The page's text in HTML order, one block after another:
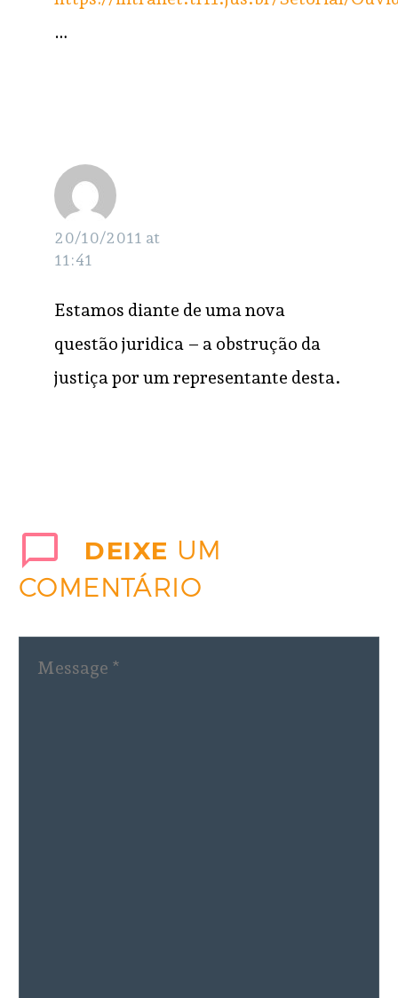
…
20/10/2011 at
11:41
Estamos diante de uma nova
questão juridica – a obstrução da
justiça por um representante desta.
DEIXE UM
COMENTÁRIO